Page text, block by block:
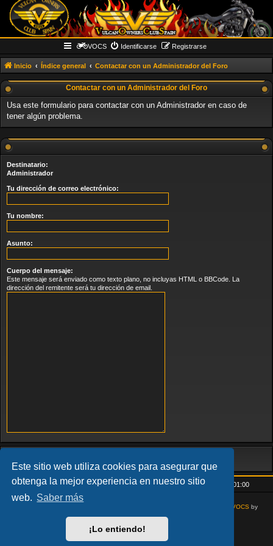
Este sitio web utiliza cookies para asegurar que
obtenga la mejor experiencia en nuestro sitio
web. Saber más
¡Lo entiendo!
VOCS Identificarse Registrarse
Inicio Índice general Contactar con un Administrador del Foro
Contactar con un Administrador del Foro
Usa este formulario para contactar con un Administrador en caso de
tener algún problema.
Destinatario:
Administrador
Tu dirección de correo electrónico:
Tu nombre:
Asunto:
Cuerpo del mensaje:
Este mensaje será enviado como texto plano, no incluyas HTML o BBCode. La
dirección del remitente será tu dirección de email.
Inicio Índice general Todos los horarios son UTC+01:00
VOCSby
Goliardo
Desarrollado porphpBB® Forum Software © phpBB Limited
phpBB España